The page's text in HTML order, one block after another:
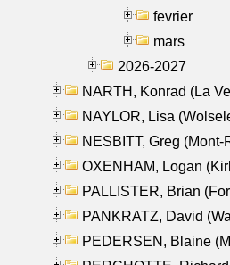
fevrier
mars
2026-2027
NARTH, Konrad (La
NAYLOR, Lisa
NESBITT, Greg (Mont-
OXENHAM, Logan
PALLISTER, Brian
PANKRATZ, David
PEDERSEN, Blaine